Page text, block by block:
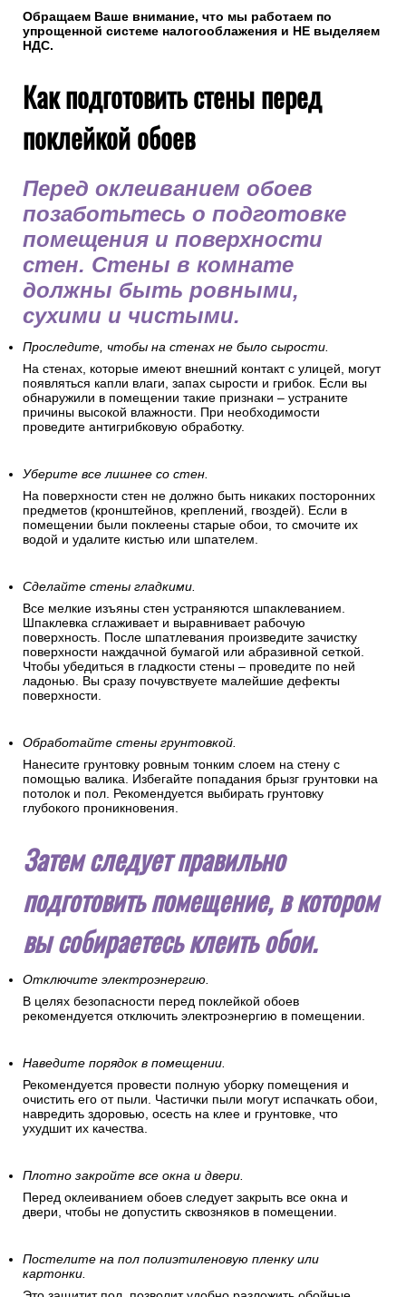
Обращаем Ваше внимание, что мы работаем по
упрощенной системе налогооблажения и НЕ выделяем
НДС.
Как подготовить стены перед
поклейкой обоев
Перед оклеиванием обоев
позаботьтесь о подготовке
помещения и поверхности
стен. Стены в комнате
должны быть ровными,
сухими и чистыми.
Проследите, чтобы на стенах не было сырости.
На стенах, которые имеют внешний контакт с улицей, могут
появляться капли влаги, запах сырости и грибок. Если вы
обнаружили в помещении такие признаки – устраните
причины высокой влажности. При необходимости
проведите антигрибковую обработку.
Уберите все лишнее со стен.
На поверхности стен не должно быть никаких посторонних
предметов (кронштейнов, креплений, гвоздей). Если в
помещении были поклеены старые обои, то смочите их
водой и удалите кистью или шпателем.
Сделайте стены гладкими.
Все мелкие изъяны стен устраняются шпаклеванием.
Шпаклевка сглаживает и выравнивает рабочую
поверхность. После шпатлевания произведите зачистку
поверхности наждачной бумагой или абразивной сеткой.
Чтобы убедиться в гладкости стены – проведите по ней
ладонью. Вы сразу почувствуете малейшие дефекты
поверхности.
Обработайте стены грунтовкой.
Нанесите грунтовку ровным тонким слоем на стену с
помощью валика. Избегайте попадания брызг грунтовки на
потолок и пол. Рекомендуется выбирать грунтовку
глубокого проникновения.
Затем следует правильно
подготовить помещение, в котором
вы собираетесь клеить обои.
Отключите электроэнергию.
В целях безопасности перед поклейкой обоев
рекомендуется отключить электроэнергию в помещении.
Наведите порядок в помещении.
Рекомендуется провести полную уборку помещения и
очистить его от пыли. Частички пыли могут испачкать обои,
навредить здоровью, осесть на клее и грунтовке, что
ухудшит их качества.
Плотно закройте все окна и двери.
Перед оклеиванием обоев следует закрыть все окна и
двери, чтобы не допустить сквозняков в помещении.
Постелите на пол полиэтиленовую пленку или
картонки.